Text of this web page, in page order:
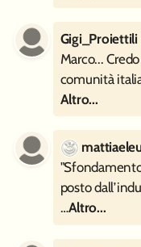
Gigi_Proiettili
Marco...
comunità
Altro...
posto
…Altro...